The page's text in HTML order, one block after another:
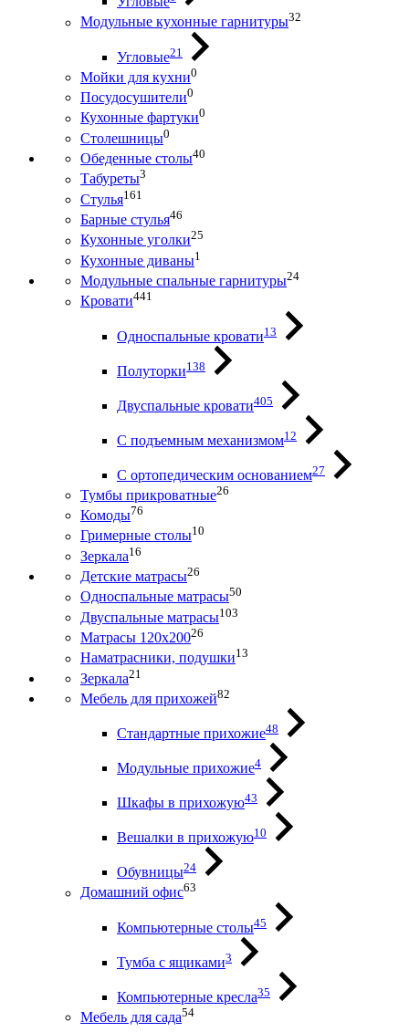
Модульные кухонные гарнитуры32
Угловые21
Мойки для кухни0
Посудосушители0
Кухонные фартуки0
Столешницы0
Обеденные столы40
Табуреты3
Стулья161
Барные стулья46
Кухонные уголки25
Кухонные диваны1
Модульные спальные гарнитуры24
Кровати441
Односпальные кровати13
Полуторки138
Двуспальные кровати405
С подъемным механизмом12
С ортопедическим основанием27
Тумбы прикроватные26
Комоды76
Гримерные столы10
Зеркала16
Детские матрасы26
Односпальные матрасы50
Двуспальные матрасы103
Матрасы 120х20026
Наматрасники, подушки13
Зеркала21
Мебель для прихожей82
Стандартные прихожие48
Модульные прихожие4
Шкафы в прихожую43
Вешалки в прихожую10
Обувницы24
Домашний офис63
Компьютерные столы45
Тумба с ящиками3
Компьютерные кресла35
Мебель для сада54